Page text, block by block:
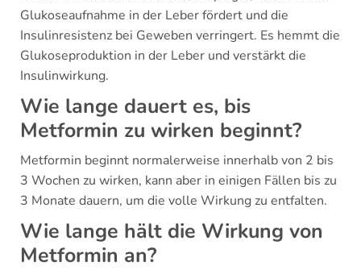
Glukoseaufnahme in der Leber fördert und die
Insulinresistenz bei Geweben verringert. Es hemmt die
Glukoseproduktion in der Leber und verstärkt die
Insulinwirkung.
Wie lange dauert es, bis
Metformin zu wirken beginnt?
Metformin beginnt normalerweise innerhalb von 2 bis
3 Wochen zu wirken, kann aber in einigen Fällen bis zu
3 Monate dauern, um die volle Wirkung zu entfalten.
Wie lange hält die Wirkung von
Metformin an?